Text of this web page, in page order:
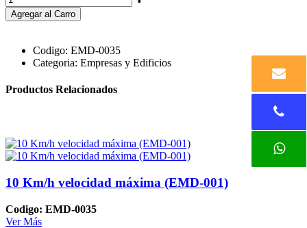
Agregar al Carro
Codigo: EMD-0035
Categoria: Empresas y Edificios
Productos Relacionados
10 Km/h velocidad máxima (EMD-001)
Codigo: EMD-0035
Ver Más